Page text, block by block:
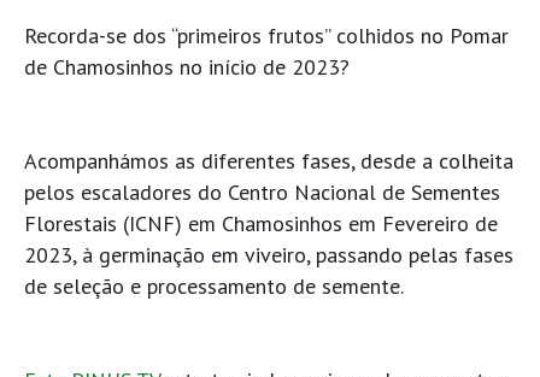
Recorda-se dos “primeiros frutos” colhidos no Pomar
de Chamosinhos no início de 2023?
Acompanhámos as diferentes fases, desde a colheita
pelos escaladores do Centro Nacional de Sementes
Florestais (ICNF) em Chamosinhos em Fevereiro de
2023, à germinação em viveiro, passando pelas fases
de seleção e processamento de semente.